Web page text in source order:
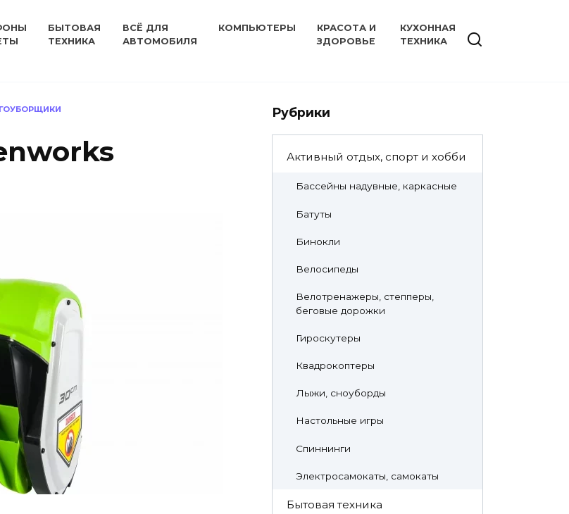
БЫТОВАЯ
ТЕХНИКА
ВСЁ ДЛЯ
АВТОМОБИЛЯ
КОМПЬЮТЕРЫ
КРАСОТА И
ЗДОРОВЬЕ
КУХОННАЯ
ТЕХНИКА
Рубрики
Активный отдых, спорт и хобби
Бассейны надувные, каркасные
Батуты
Бинокли
Велосипеды
Велотренажеры, степперы,
беговые дорожки
Гироскутеры
Квадрокоптеры
Лыжи, сноуборды
Настольные игры
Спиннинги
Электросамокаты, самокаты
Бытовая техника